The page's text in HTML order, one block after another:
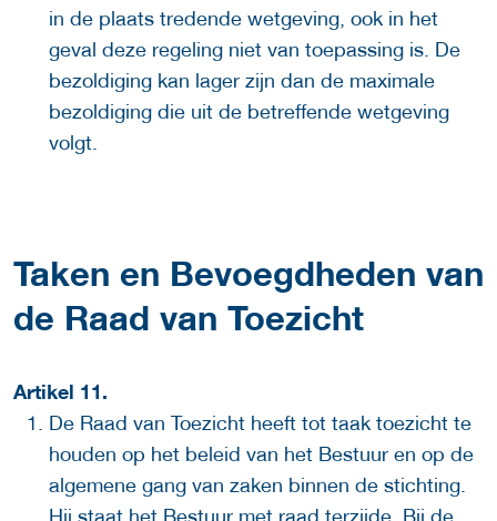
in de plaats tredende wetgeving, ook in het
geval deze regeling niet van toepassing is. De
bezoldiging kan lager zijn dan de maximale
bezoldiging die uit de betreffende wetgeving
volgt.
Taken en Bevoegdheden van
de Raad van Toezicht
Artikel 11.
De Raad van Toezicht heeft tot taak toezicht te
houden op het beleid van het Bestuur en op de
algemene gang van zaken binnen de stichting.
Hij staat het Bestuur met raad terzijde. Bij de